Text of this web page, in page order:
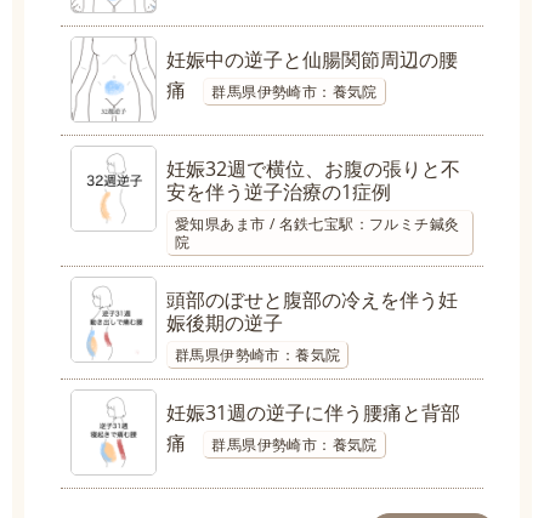
妊娠中の逆子と仙腸関節周辺の腰
痛
群馬県伊勢崎市：養気院
妊娠32週で横位、お腹の張りと不
安を伴う逆子治療の1症例
愛知県あま市 / 名鉄七宝駅：フルミチ鍼灸
院
頭部のぼせと腹部の冷えを伴う妊
娠後期の逆子
群馬県伊勢崎市：養気院
妊娠31週の逆子に伴う腰痛と背部
痛
群馬県伊勢崎市：養気院